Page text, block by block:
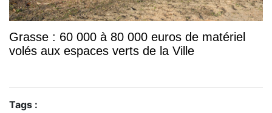
Grasse : 60 000 à 80 000 euros de matériel
volés aux espaces verts de la Ville
Tags :